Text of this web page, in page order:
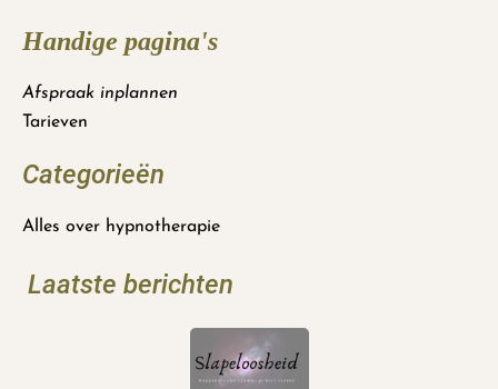
Handige pagina's
Afspraak inplannen
Tarieven
Categorieën
Alles over hypnotherapie
Laatste berichten